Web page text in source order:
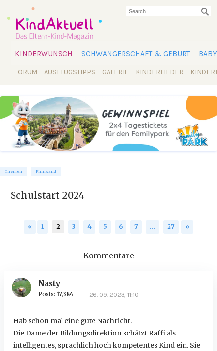
KINDERWUNSCH SCHWANGERSCHAFT & GEBURT
FORUM AUSFLUGSTIPPS GALERIE KINDERLIEDER
Themen Pinnwand
Schulstart 2024
« 1 2 3 4 5 6 7 … 27 »
Kommentare
Nasty
Posts: 17,384 26. 09. 2023, 11:10
Hab schon mal eine gute Nachricht.
Die Dame der Bildungsdirektion schätzt Raffi als
intelligentes, sprachlich hoch kompetentes Kind ein. Sie